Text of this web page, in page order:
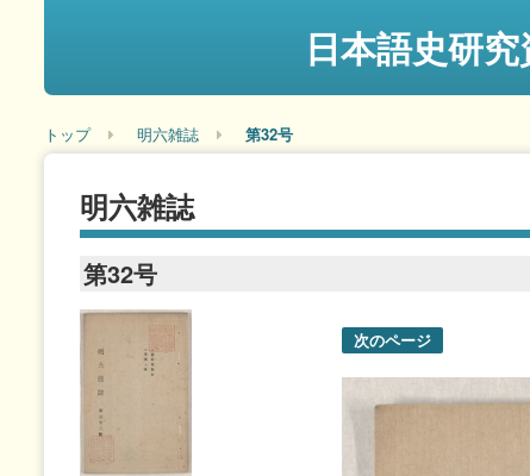
日本語史研
トップ 明六雑誌 第32号
明六雑誌
第32号
次のページ